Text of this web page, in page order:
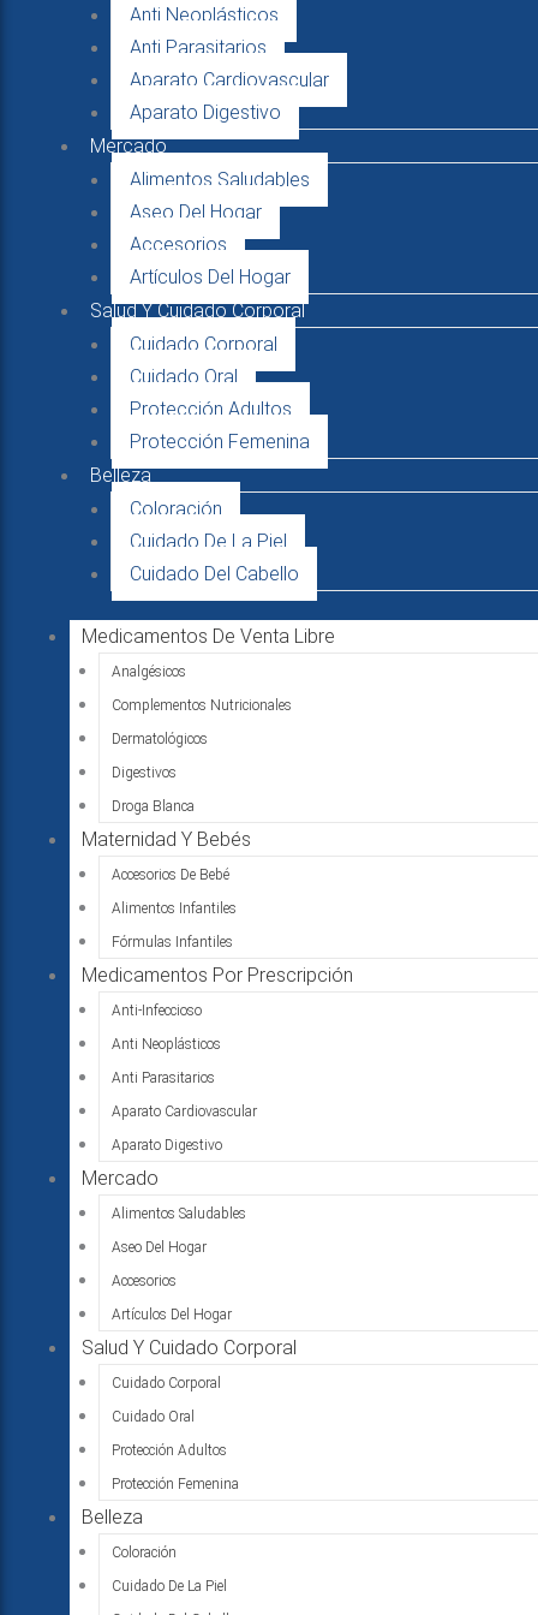
Anti Neoplásticos
Anti Parasitarios
Aparato Cardiovascular
Aparato Digestivo
Mercado
Alimentos Saludables
Aseo Del Hogar
Accesorios
Artículos Del Hogar
Salud Y Cuidado Corporal
Cuidado Corporal
Cuidado Oral
Protección Adultos
Protección Femenina
Belleza
Coloración
Cuidado De La Piel
Cuidado Del Cabello
Medicamentos De Venta Libre
Analgésicos
Complementos Nutricionales
Dermatológicos
Digestivos
Droga Blanca
Maternidad Y Bebés
Accesorios De Bebé
Alimentos Infantiles
Fórmulas Infantiles
Medicamentos Por Prescripción
Anti-Infeccioso
Anti Neoplásticos
Anti Parasitarios
Aparato Cardiovascular
Aparato Digestivo
Mercado
Alimentos Saludables
Aseo Del Hogar
Accesorios
Artículos Del Hogar
Salud Y Cuidado Corporal
Cuidado Corporal
Cuidado Oral
Protección Adultos
Protección Femenina
Belleza
Coloración
Cuidado De La Piel